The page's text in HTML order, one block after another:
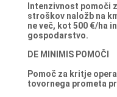
Intenzivnost pomoči
stroškov naložb na
ne več, kot 500 €/ha
gospodarstvo.
DE MINIMIS POMOČI
Pomoč za kritje
tovornega prometa